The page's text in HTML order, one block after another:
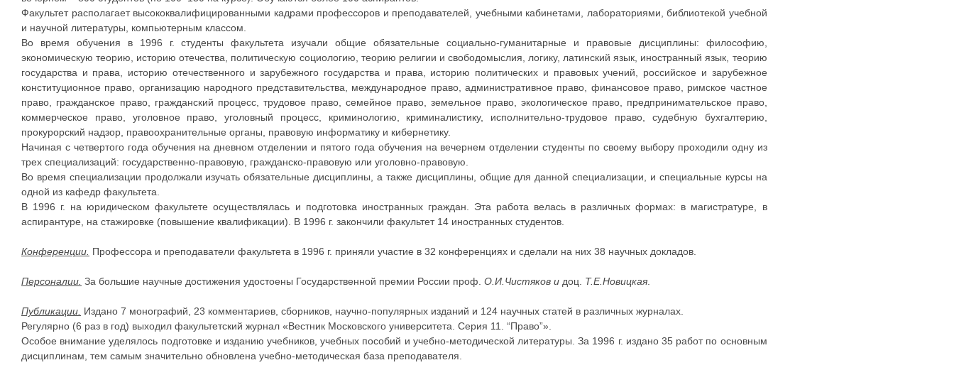
Факультет располагает высококвалифицированными кадрами профессоров и преподавателей, учебными кабинетами, лабораториями, библиотекой учебной
и научной литературы, компьютерным классом.
Во время обучения в 1996 г. студенты факультета изучали общие обязательные социально-гуманитарные и правовые дисциплины: философию,
экономическую теорию, историю отечества, политическую социологию, теорию религии и свободомыслия, логику, латинский язык, иностранный язык, теорию
государства и права, историю отечественного и зарубежного государства и права, историю политических и правовых учений, российское и зарубежное
конституционное право, организацию народного представительства, международное право, административное право, финансовое право, римское частное
право, гражданское право, гражданский процесс, трудовое право, семейное право, земельное право, экологическое право, предпринимательское право,
коммерческое право, уголовное право, уголовный процесс, криминологию, криминалистику, исполнительно-трудовое право, судебную бухгалтерию,
прокурорский надзор, правоохранительные органы, правовую информатику и кибернетику.
Начиная с четвертого года обучения на дневном отделении и пятого года обучения на вечернем отделении студенты по своему выбору проходили одну из
трех специализаций: государственно-правовую, гражданско-правовую или уголовно-правовую.
Во время специализации продолжали изучать обязательные дисциплины, а также дисциплины, общие для данной специализации, и специальные курсы на
одной из кафедр факультета.
В 1996 г. на юридическом факультете осуществлялась и подготовка иностранных граждан. Эта работа велась в различных формах: в магистратуре, в
аспирантуре, на стажировке (повышение квалификации). В 1996 г. закончили факультет 14 иностранных студентов.
Конференции. Профессора и преподаватели факультета в 1996 г. приняли участие в 32 конференциях и сделали на них 38 научных докладов.
Персоналии. За большие научные достижения удостоены Государственной премии России проф. О.И.Чистяков и доц. Т.Е.Новицкая
Публикации. Издано 7 монографий, 23 комментариев, сборников, научно-популярных изданий и 124 научных статей в различных журналах.
Регулярно (6 раз в год) выходил факультетский журнал «Вестник Московского университета. Серия 11. “Право”».
Особое внимание уделялось подготовке и изданию учебников, учебных пособий и учебно-методической литературы. За 1996 г. издано 35 работ по основным
дисциплинам, тем самым значительно обновлена учебно-методическая база преподавателя.